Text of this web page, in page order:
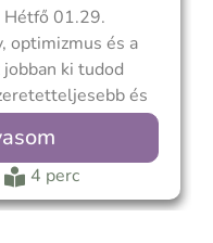
Hétfő 01.29.
optimizmus és a
ki tudod
és
randevúzásra,
a problémás
irodád
most
4 perc